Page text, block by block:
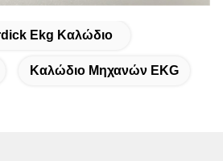
Ekg Καλώδιο
Καλώδιο Μηχανών EKG